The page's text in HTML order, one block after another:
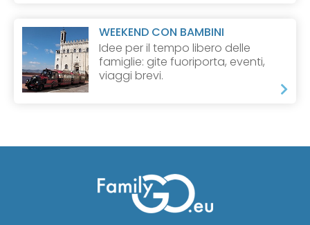
WEEKEND CON BAMBINI
Idee per il tempo libero delle
famiglie: gite fuoriporta, eventi,
viaggi brevi.